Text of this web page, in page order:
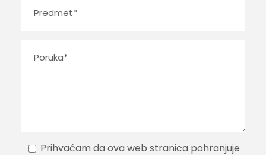
Prihvaćam da ova web stranica pohranjuje